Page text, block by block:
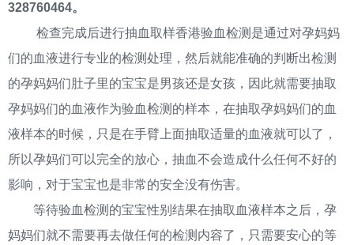
328760464。
检查完成后进行抽血取样香港验血检测是通过对孕妈妈
们的血液进行专业的检测处理，然后就能准确的判断出检测
的孕妈妈们肚子里的宝宝是男孩还是女孩，因此就需要抽取
孕妈妈们的血液作为验血检测的样本，在抽取孕妈妈们的血
液样本的时候，只是在手臂上面抽取适量的血液就可以了，
所以孕妈们可以完全的放心，抽血不会造成什么任何不好的
影响，对于宝宝也是非常的安全没有伤害。
等待验血检测的宝宝性别结果在抽取血液样本之后，孕
妈妈们就不需要再去做任何的检测内容了，只需要安心的等